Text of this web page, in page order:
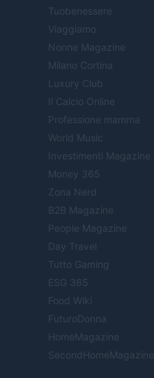
Tuobenessere
Viaggiamo
Nonne Magazine
Milano Cortina
Luxury Club
Il Calcio Online
Professione mamma
World Music
Investimenti Magazine
Money 365
Zona Nerd
B2B Magazine
People Magazine
Day Travel
Tutto Gaming
ESG 365
Food Wiki
FuturoDonna
HomeMagazine
SecondHomeMagazine